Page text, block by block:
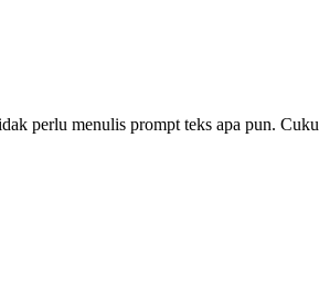
perlu menulis prompt teks apa pun.